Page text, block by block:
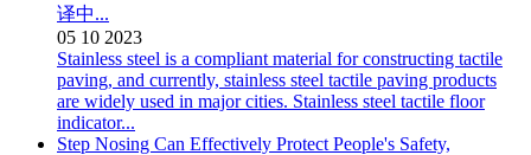
译中...
05 10 2023
Stainless steel is a compliant material for constructing tactile
paving, and currently, stainless steel tactile paving products
are widely used in major cities. Stainless steel tactile floor
indicator...
Step Nosing Can Effectively Protect People's Safety,